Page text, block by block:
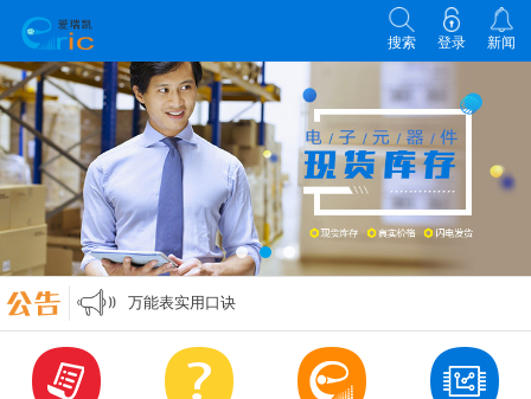
新闻
登录
搜索
各类电子元器件选型原则
零欧姆电阻的作用
万能表实用口诀
各类电子元器件选型原则